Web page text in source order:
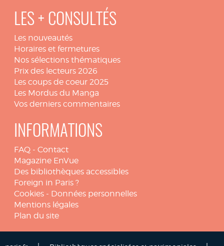
LES + CONSULTÉS
Les nouveautés
Horaires et fermetures
Nos sélections thématiques
Prix des lecteurs 2026
Les coups de coeur 2025
Les Mordus du Manga
Vos derniers commentaires
INFORMATIONS
FAQ - Contact
Magazine EnVue
Des bibliothèques accessibles
Foreign in Paris ?
Cookies - Données personnelles
Mentions légales
Plan du site